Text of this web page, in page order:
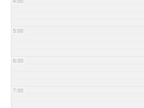
5:00
6:00
7:00